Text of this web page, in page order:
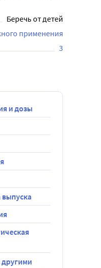
Беречь от детей
применения
3
и дозы
другими